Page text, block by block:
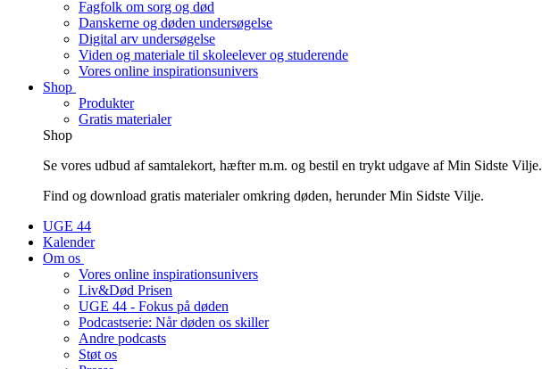
Fagfolk om sorg og død
Danskerne og døden undersøgelse
Digital arv undersøgelse
Viden og materiale til skoleelever og studerende
Vores online inspirationsunivers
Shop
Produkter
Gratis materialer
Shop
Se vores udbud af samtalekort, hæfter m.m. og bestil en trykt udgave af Min Sidste Vilje.
Find og download gratis materialer omkring døden, herunder Min Sidste Vilje.
UGE 44
Kalender
Om os
Vores online inspirationsunivers
Liv&Død Prisen
UGE 44 - Fokus på døden
Podcastserie: Når døden os skiller
Andre podcasts
Støt os